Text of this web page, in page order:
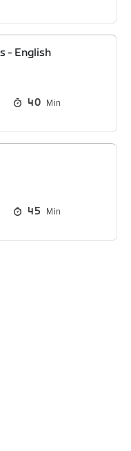
- English
40 Min
45 Min